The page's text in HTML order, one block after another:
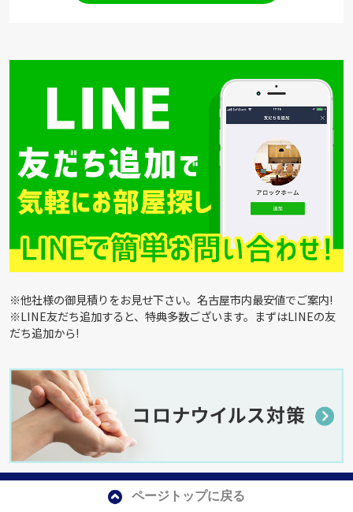
※他社様の御見積りをお見せ下さい。名古屋市内最安値でご案内!
※LINE友だち追加すると、特典多数ございます。まずはLINEの友
だち追加から!
ページトップに戻る